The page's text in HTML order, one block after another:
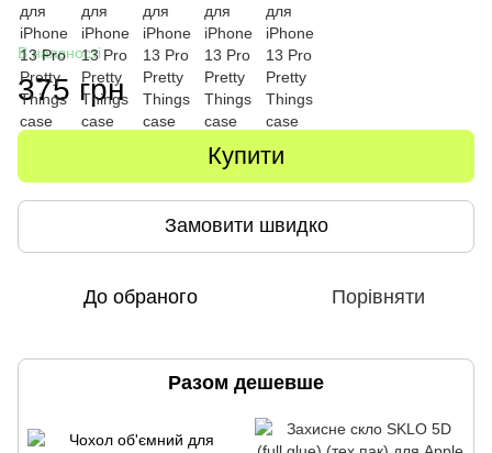
В наявності
375 грн
Купити
Замовити швидко
До обраного Порівняти
Разом дешевше